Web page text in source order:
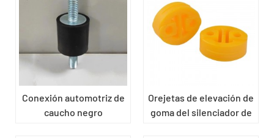
Conexión automotriz de
caucho negro
Orejetas de elevación de
goma del silenciador de